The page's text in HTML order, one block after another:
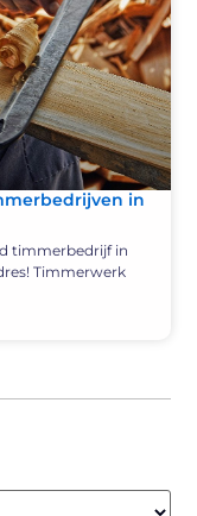
in
timmerbedrijf in
Timmerwerk